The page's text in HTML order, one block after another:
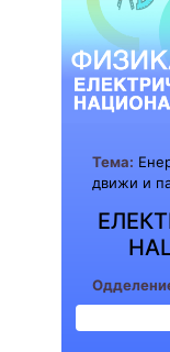
Тема:
движи и